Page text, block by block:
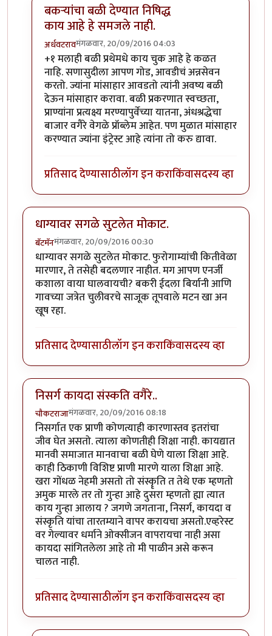
बकऱ्यांचा बळी देण्यात निषिद्ध
काय आहे हे समजले नाही.
अर्धवटरावमंगळवार, 20/09/2016 04:03
In reply toबकऱ्यांचा बळीbyआजानुकर्ण
+१ मलाही बळी प्रथेमधे काय चुक आहे हे कळत
नाहि. सणासुदीला आपण गोड, आवडीचं अन्नसेवन
करतो. ज्यांना मांसाहार आवडतो त्यांनी अवष्य बळी
देऊन मांसाहार करावा. बळी प्रकरणात स्वच्छता,
प्राण्यांना प्रत्यक्ष्य मरण्यापुर्वेच्या यातना, अंधश्रद्धेचा
बाजार वगैरे वेगळे प्रॉब्लेम आहेत. पण मुळात मांसाहार
करण्यात ज्यांना इंट्रेस्ट आहे त्यांना तो करु द्यावा.
प्रतिसाद देण्यासाठीलॉग इन कराकिंवासदस्य व्हा
धाग्यावर सगळे सुटलेत मोकाट.
बॅटमॅनमंगळवार, 20/09/2016 00:30
धाग्यावर सगळे सुटलेत मोकाट. फुरोगाम्यांची कितीवेळा
मारणार, ते तसेही बदलणार नाहीत. मग आपण एनर्जी
कशाला वाया घालवायची? बकरी ईदला बिर्यानी आणि
गावच्या जत्रेत चुलीवरचे साजूक तूपवाले मटन खा अन
खूष रहा.
प्रतिसाद देण्यासाठीलॉग इन कराकिंवासदस्य व्हा
निसर्ग कायदा संस्कति वगैरे..
चौकटराजामंगळवार, 20/09/2016 08:18
निसर्गात एक प्राणी कोणत्याही कारणास्तव इतरांचा
जीव घेत असतो. त्याला कोणतीही शिक्षा नाही. कायद्यात
मानवी समाजात मानवाचा बळी घेणे याला शिक्षा आहे.
काही ठिकाणी विशिष्ट प्राणी मारणे याला शिक्षा आहे.
खरा गोंधळ नेहमी असतो तो संस्कॄति त तेथे एक म्हणतो
अमुक मारले तर तो गुन्हा आहे दुसरा म्हणतो ह्या त्यात
काय गुन्हा आलाय ? जगणे जगताना, निसर्ग, कायदा व
संस्कृति यांचा तारतम्याने वापर करायचा असतो.एव्हरेस्ट
वर गेल्यावर धर्माने ओक्सीजन वापरायचा नाही असा
कायदा सांगितलेला आहे तो मी पाळीन असे करून
चालत नाही.
प्रतिसाद देण्यासाठीलॉग इन कराकिंवासदस्य व्हा